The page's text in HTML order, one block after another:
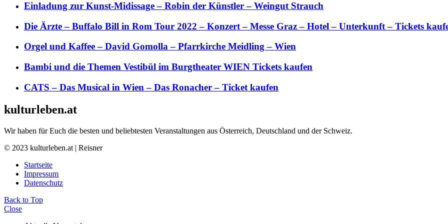
Einladung zur Kunst-Midissage – Robin der Künstler – Weingut Strauch
Die Ärzte – Buffalo Bill in Rom Tour 2022 – Konzert – Messe Graz – Hotel – Unterkunft – Tickets
Orgel und Kaffee – David Gomolla – Pfarrkirche Meidling – Wien
Bambi und die Themen Vestibül im Burgtheater WIEN Tickets kaufen
CATS – Das Musical in Wien – Das Ronacher – Ticket kaufen
kulturleben.at
Wir haben für Euch die besten und beliebtesten Veranstaltungen aus Österreich, Deutschland und der Schweiz.
© 2023 kulturleben.at | Reisner
Startseite
Impressum
Datenschutz
Back to Top
Close